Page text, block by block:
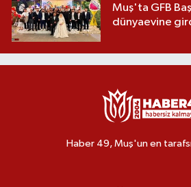
Muş'ta GFB
dünyaevine
Haber 49, Muş'un en